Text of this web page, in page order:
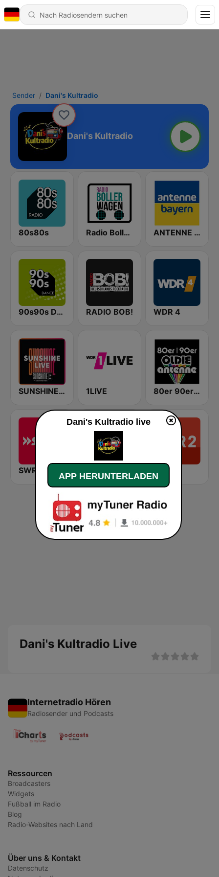
Sender Dani's Kultradio
Dani's Kultradio
80s80s Radio Bollerwagen ANTENNE BAYERN
90s90s Dance RADIO BOB! WDR 4
SUNSHINE LIVE 1LIVE 80er 90er OLDIE ANTENNE
SWR3 NDR 2
Dani's Kultradio Live
Internetradio Hören
Radiosender und Podcasts
Ressourcen
Broadcasters
Widgets
Fußball im Radio
Blog
Radio-Websites nach Land
Über uns & Kontakt
Datenschutz
Dani's Kultradio live
APP HERUNTERLADEN